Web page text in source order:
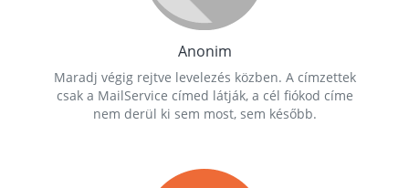
Anonim
Maradj végig rejtve levelezés közben. A címzettek
csak a MailService címed látják, a cél fiókod címe
nem derül ki sem most, sem később.